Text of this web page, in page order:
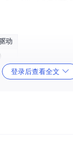
动
登录后查看全文